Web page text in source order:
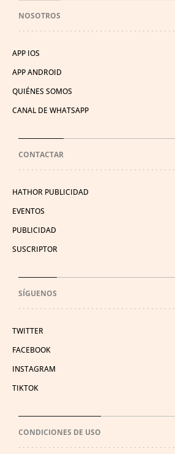
NOSOTROS
APP IOS
APP ANDROID
QUIÉNES SOMOS
CANAL DE WHATSAPP
CONTACTAR
HATHOR PUBLICIDAD
EVENTOS
PUBLICIDAD
SUSCRIPTOR
SÍGUENOS
TWITTER
FACEBOOK
INSTAGRAM
TIKTOK
CONDICIONES DE USO